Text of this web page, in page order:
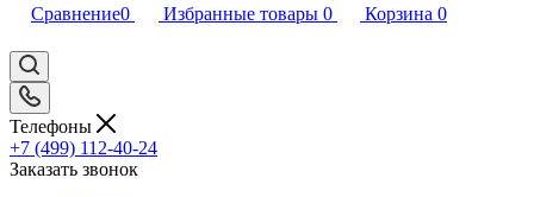
Сравнение0 Избранные товары 0 Корзина 0
Телефоны
+7 (499) 112-40-24
Заказать звонок